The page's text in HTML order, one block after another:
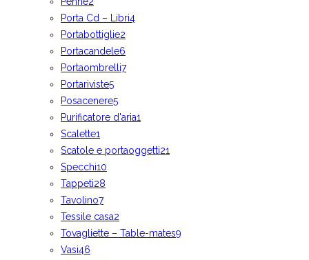
Porta Cd – Libri4
Portabottiglie2
Portacandele6
Portaombrelli7
Portariviste5
Posacenere5
Purificatore d'aria1
Scalette1
Scatole e portaoggetti21
Specchi10
Tappeti28
Tavolino7
Tessile casa2
Tovagliette – Table-mates9
Vasi46